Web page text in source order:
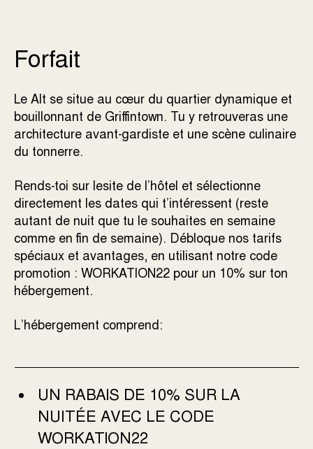
Forfait
Le Alt se situe au cœur du quartier dynamique et
bouillonnant de Griffintown. Tu y retrouveras une
architecture avant-gardiste et une scène culinaire
du tonnerre.
Rends-toi sur lesite de l’hôtel et sélectionne
directement les dates qui t’intéressent (reste
autant de nuit que tu le souhaites en semaine
comme en fin de semaine). Débloque nos tarifs
spéciaux et avantages, en utilisant notre code
promotion : WORKATION22 pour un 10% sur ton
hébergement.
L’hébergement comprend:
UN RABAIS DE 10% SUR LA
NUITÉE AVEC LE CODE
WORKATION22